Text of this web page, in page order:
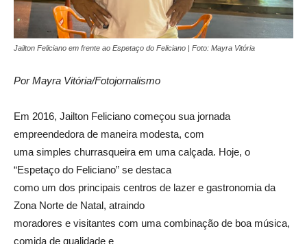
Jailton Feliciano em frente ao Espetaço do Feliciano | Foto: Mayra Vitória
Por Mayra Vitória/Fotojornalismo
Em 2016, Jailton Feliciano começou sua jornada
empreendedora de maneira modesta, com
uma simples churrasqueira em uma calçada. Hoje, o
“Espetaço do Feliciano” se destaca
como um dos principais centros de lazer e gastronomia da
Zona Norte de Natal, atraindo
moradores e visitantes com uma combinação de boa música,
comida de qualidade e